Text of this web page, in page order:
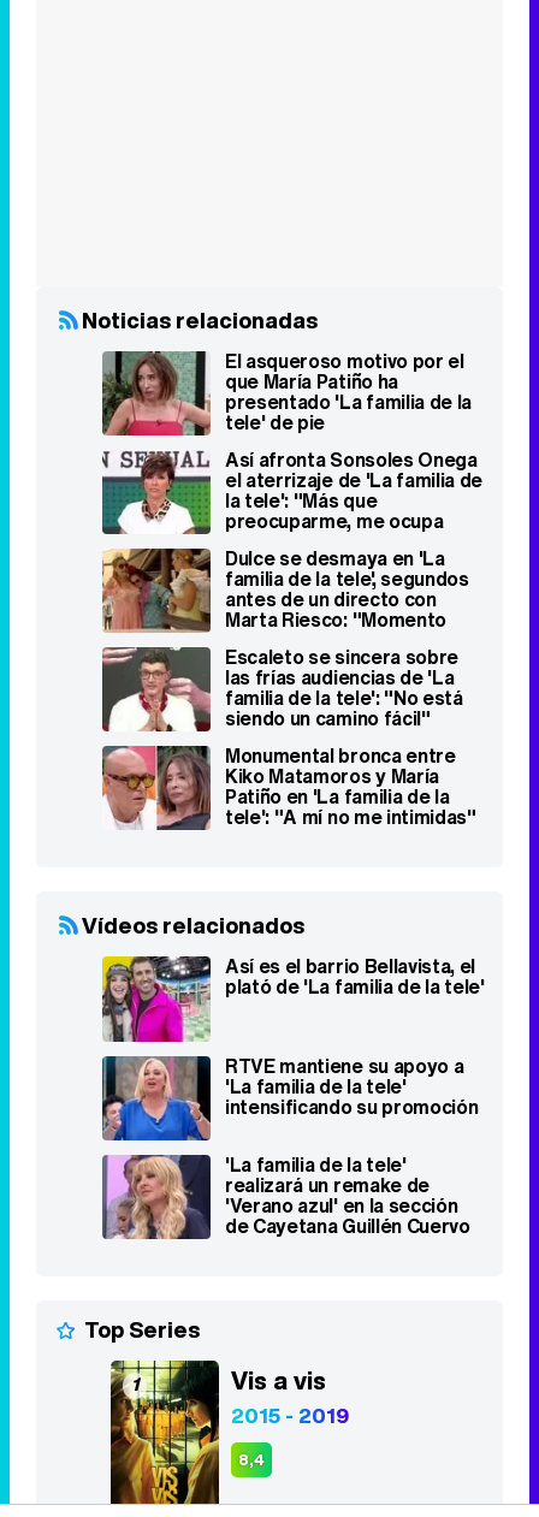
el aterrizaje de 'La familia de
la tele': "Más que
preocuparme, me ocupa
tiempo"
Dulce se desmaya en 'La
familia de la tele', segundos
antes de un directo con
Marta Riesco: "Momento
horrible"
Escaleto se sincera sobre
las frías audiencias de 'La
familia de la tele': "No está
siendo un camino fácil"
Monumental bronca entre
Kiko Matamoros y María
Patiño en 'La familia de la
tele': "A mí no me intimidas"
Vídeos relacionados
Así es el barrio Bellavista, el
plató de 'La familia de la tele'
'La familia de la tele'
intensificando su promoción
'La familia de la tele'
de Cayetana Guillén Cuervo
Top Series
1 Vis a vis
2 Stranger Things
2016 - 2025
8,3